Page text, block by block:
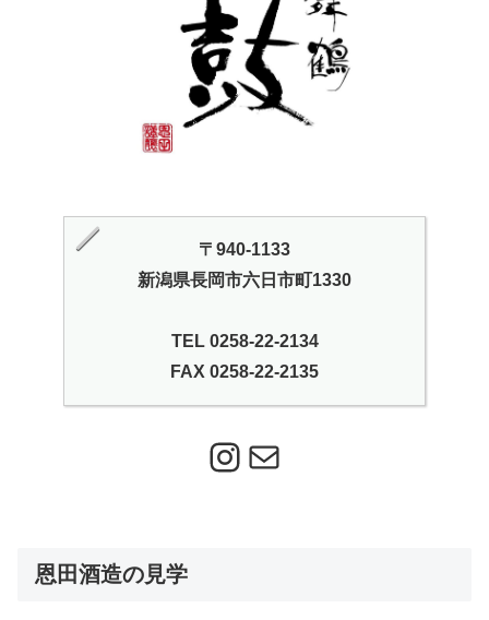
〒940-1133
新潟県長岡市六日市町1330
TEL 0258-22-2134
FAX 0258-22-2135
Instagram
メール
恩田酒造の見学